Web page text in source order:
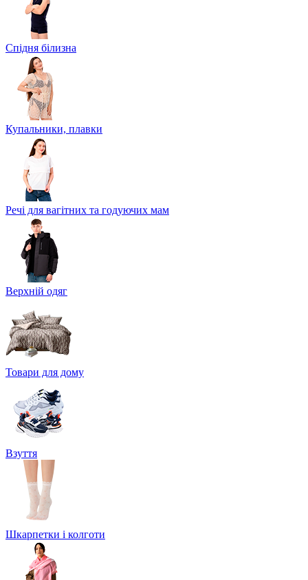
Спідня білизна
Купальники, плавки
Речі для вагітних та годуючих мам
Верхній одяг
Товари для дому
Взуття
Шкарпетки і колготи